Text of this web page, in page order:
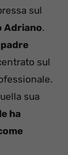
sul
Adriano.
sul
sua
le ha